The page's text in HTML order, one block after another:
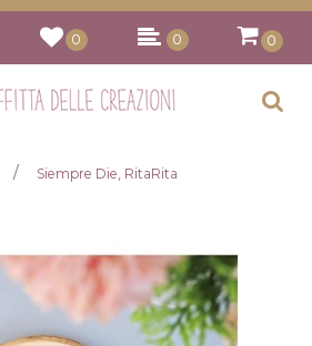
0 0 0
Siempre Die, RitaRita